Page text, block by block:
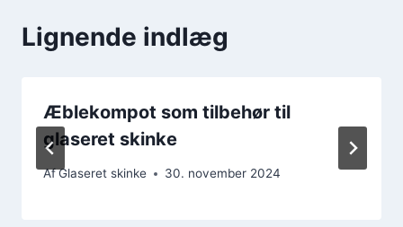
Lignende indlæg
Æblekompot som tilbehør til
glaseret skinke
AfGlaseret skinke 30. november 2024